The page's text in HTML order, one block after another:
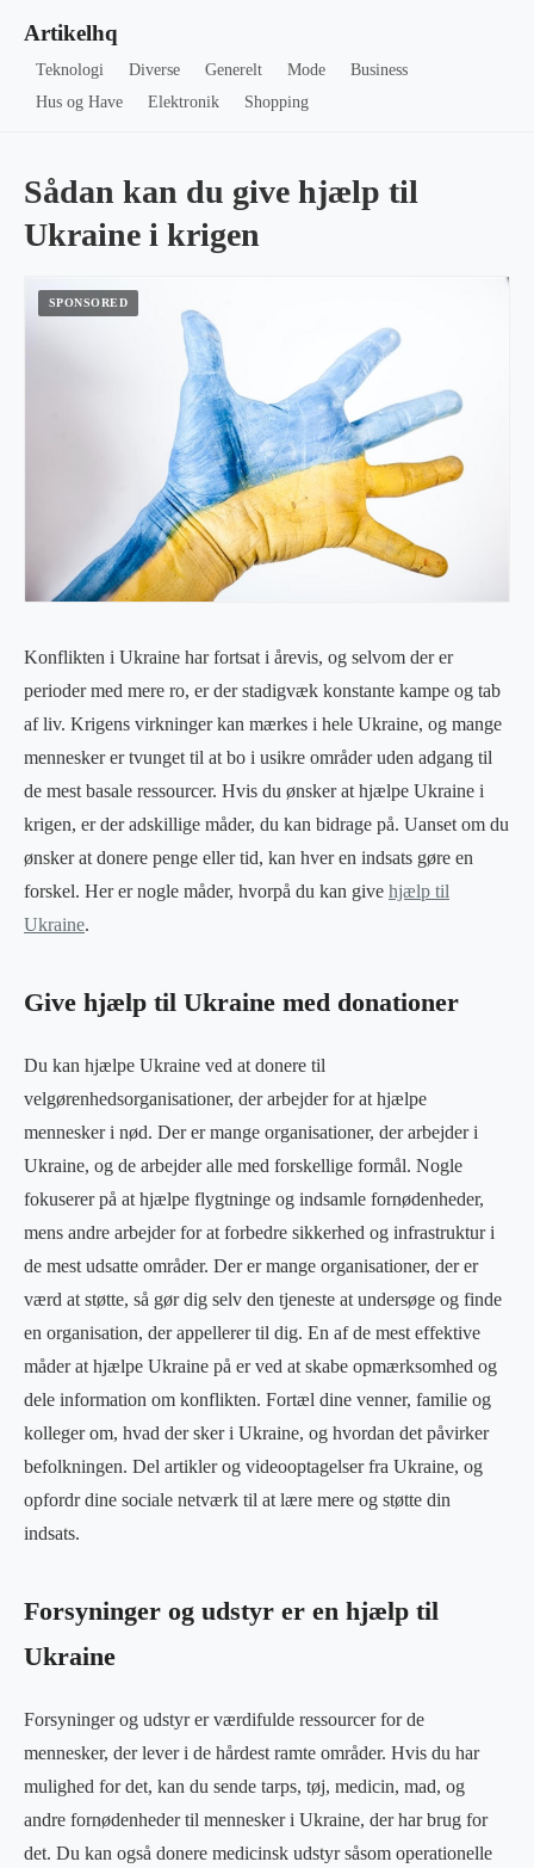
Artikelhq
Teknologi Diverse Generelt Mode
Business
Hus og Have
Elektronik Shopping
Sådan kan du give hjælp til
Ukraine i krigen
Konflikten i Ukraine har fortsat i årevis, og selvom der er
perioder med mere ro, er der stadigvæk konstante kampe og tab
af liv. Krigens virkninger kan mærkes i hele Ukraine, og mange
mennesker er tvunget til at bo i usikre områder uden adgang til
de mest basale ressourcer. Hvis du ønsker at hjælpe Ukraine i
krigen, er der adskillige måder, du kan bidrage på. Uanset om du
ønsker at donere penge eller tid, kan hver en indsats gøre en
forskel. Her er nogle måder, hvorpå du kan give hjælp til
Ukraine.
Give hjælp til Ukraine med donationer
Du kan hjælpe Ukraine ved at donere til
velgørenhedsorganisationer, der arbejder for at hjælpe
mennesker i nød. Der er mange organisationer, der arbejder i
Ukraine, og de arbejder alle med forskellige formål. Nogle
fokuserer på at hjælpe flygtninge og indsamle fornødenheder,
mens andre arbejder for at forbedre sikkerhed og infrastruktur i
de mest udsatte områder. Der er mange organisationer, der er
værd at støtte, så gør dig selv den tjeneste at undersøge og finde
en organisation, der appellerer til dig. En af de mest effektive
måder at hjælpe Ukraine på er ved at skabe opmærksomhed og
dele information om konflikten. Fortæl dine venner, familie og
kolleger om, hvad der sker i Ukraine, og hvordan det påvirker
befolkningen. Del artikler og videooptagelser fra Ukraine, og
opfordr dine sociale netværk til at lære mere og støtte din
indsats.
Forsyninger og udstyr er en hjælp til
Ukraine
Forsyninger og udstyr er værdifulde ressourcer for de
mennesker, der lever i de hårdest ramte områder. Hvis du har
mulighed for det, kan du sende tarps, tøj, medicin, mad, og
andre fornødenheder til mennesker i Ukraine, der har brug for
det. Du kan også donere medicinsk udstyr såsom operationelle